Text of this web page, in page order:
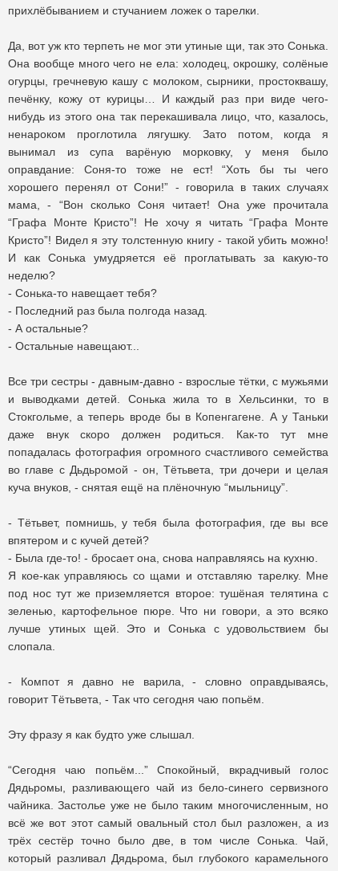
прихлёбыванием и стучанием ложек о тарелки.
Да, вот уж кто терпеть не мог эти утиные щи, так это Сонька.
Она вообще много чего не ела: холодец, окрошку, солёные
огурцы, гречневую кашу с молоком, сырники, простоквашу,
печёнку, кожу от курицы… И каждый раз при виде чего-
нибудь из этого она так перекашивала лицо, что, казалось,
ненароком проглотила лягушку. Зато потом, когда я
вынимал из супа варёную морковку, у меня было
оправдание: Соня-то тоже не ест! “Хоть бы ты чего
хорошего перенял от Сони!” - говорила в таких случаях
мама, - “Вон сколько Соня читает! Она уже прочитала
“Графа Монте Кристо”! Не хочу я читать “Графа Монте
Кристо”! Видел я эту толстенную книгу - такой убить можно!
И как Сонька умудряется её проглатывать за какую-то
неделю?
- Сонька-то навещает тебя?
- Последний раз была полгода назад.
- А остальные?
- Остальные навещают...
Все три сестры - давным-давно - взрослые тётки, с мужьями
и выводками детей. Сонька жила то в Хельсинки, то в
Стокгольме, а теперь вроде бы в Копенгагене. А у Таньки
даже внук скоро должен родиться. Как-то тут мне
попадалась фотография огромного счастливого семейства
во главе с Дьдьромой - он, Тётьвета, три дочери и целая
куча внуков, - снятая ещё на плёночную “мыльницу”.
- Тётьвет, помнишь, у тебя была фотография, где вы все
впятером и с кучей детей?
- Была где-то! - бросает она, снова направляясь на кухню.
Я кое-как управляюсь со щами и отставляю тарелку. Мне
под нос тут же приземляется второе: тушёная телятина c
зеленью, картофельное пюре. Что ни говори, а это всяко
лучше утиных щей. Это и Сонька с удовольствием бы
слопала.
- Компот я давно не варила, - словно оправдываясь,
говорит Тётьвета, - Так что сегодня чаю попьём.
Эту фразу я как будто уже слышал.
“Сегодня чаю попьём...” Спокойный, вкрадчивый голос
Дядьромы, разливающего чай из бело-синего сервизного
чайника. Застолье уже не было таким многочисленным, но
всё же вот этот самый овальный стол был разложен, а из
трёх сестёр точно было две, в том числе Сонька. Чай,
который разливал Дядьрома, был глубокого карамельного